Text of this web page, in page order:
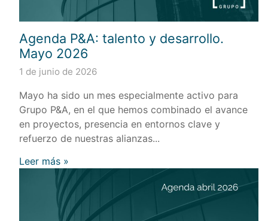
Agenda P&A: talento y desarrollo.
Mayo 2026
1 de junio de 2026
Mayo ha sido un mes especialmente activo para
Grupo P&A, en el que hemos combinado el avance
en proyectos, presencia en entornos clave y
refuerzo de nuestras alianzas...
Leer más »